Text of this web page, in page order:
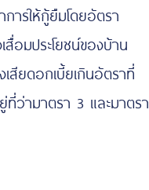
ารให้กู้ยืมโดยอัตรา
สื่อมประโยชน์ของบ้าน
สียดอกเบี้ยเกินอัตราที่
ว่ามาตรา 3 และมาตรา